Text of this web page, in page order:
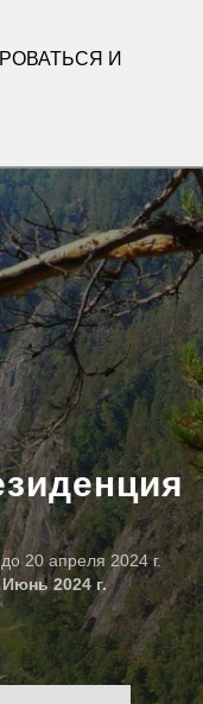
И
20 апреля 2024 г.
2024 г.